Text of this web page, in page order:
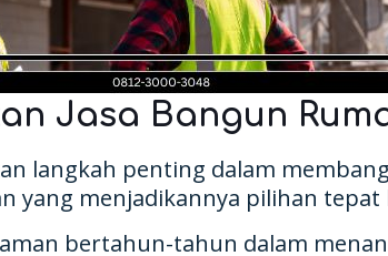
Jasa Bangun
langkah penting dalam
yang menjadikannya pilihan tepat
bertahun-tahun dalam